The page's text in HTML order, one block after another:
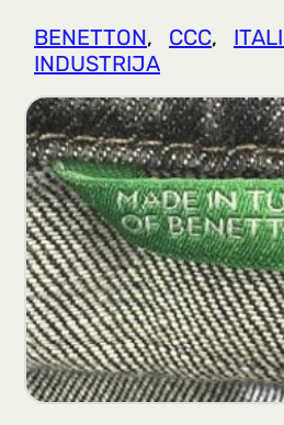
t
r
a
g
a
BENETTON, CCC,
INDUSTRIJA